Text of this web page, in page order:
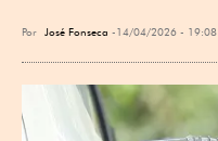
Por José Fonseca 14/04/2026 - 19:08